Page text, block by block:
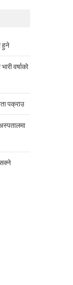
हुने
वर्षाको
पक्राउ